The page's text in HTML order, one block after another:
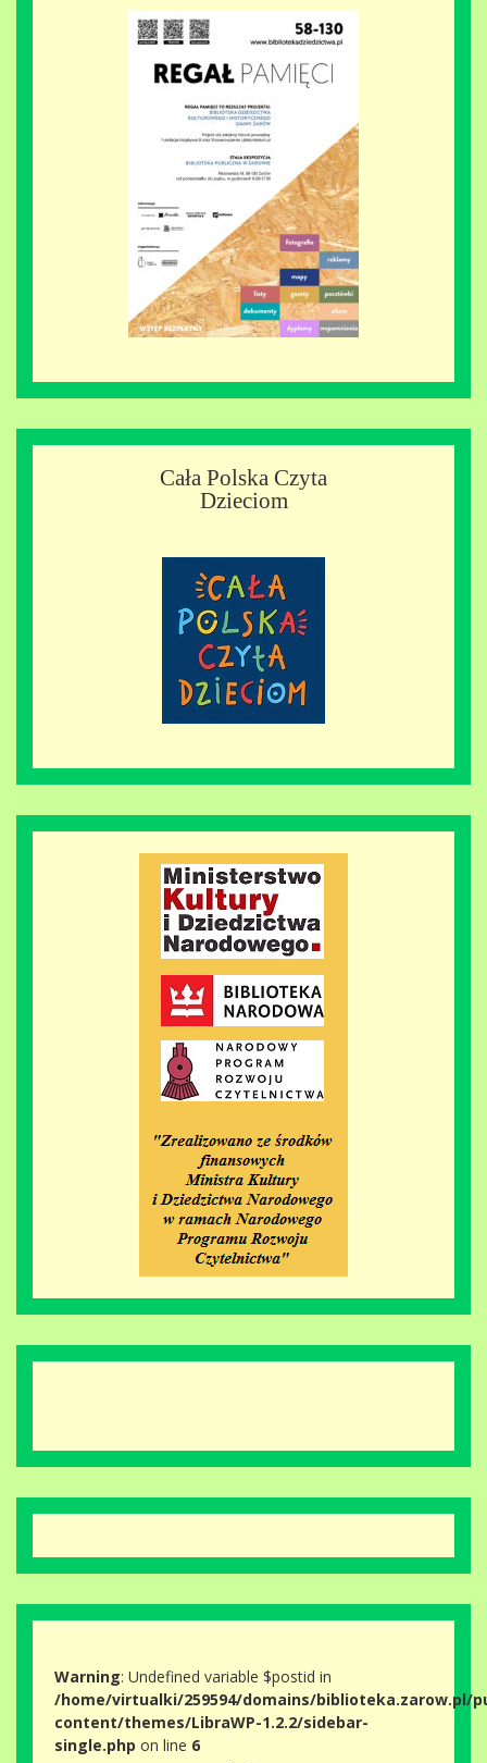
Cała Polska Czyta
Dzieciom
Warning: Undefined variable $postid in
/home/virtualki/259594/domains/biblioteka.zarow.pl/
content/themes/LibraWP-1.2.2/sidebar-
single.php on line 6